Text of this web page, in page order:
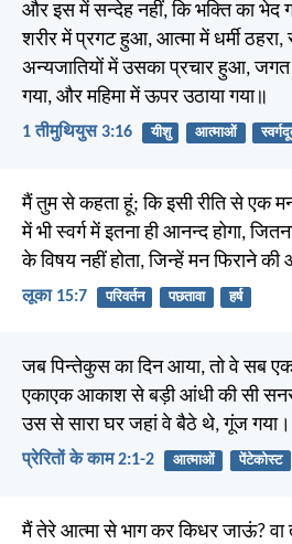
और इस में सन्देह नहीं, कि भक्ति का भेद
शरीर में प्रगट हुआ, आत्मा में धर्मी ठहरा,
अन्यजातियों में उसका प्रचार हुआ, जगत
गया, और महिमा में ऊपर उठाया गया॥
1 तीमुथियुस 3:16 यीशु आत्माओं
मैं तुम से कहता हूं; कि इसी रीति से एक
में भी स्वर्ग में इतना ही आनन्द होगा,
के विषय नहीं होता, जिन्हें मन फिराने
लूका 15:7 परिवर्तन पछतावा हर्ष
जब पिन्तेकुस का दिन आया, तो वे सब
एकाएक आकाश से बड़ी आंधी की सी
उस से सारा घर जहां वे बैठे थे, गूंज गया।
प्रेरितों के काम 2:1-2 आत्माओं पेंटेकोस्ट
मैं तेरे आत्मा से भाग कर किधर जाऊं? वा